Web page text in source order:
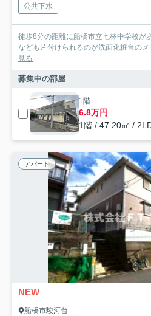
公共下水
徒歩8分の距離に船橋市立七林中学校が
なども片付けられるのが洗面化粧台の
見る
募集中の部屋
1階
6.8万円
1階 / 47.20㎡ /
アパート
NEW
船橋市駿河台